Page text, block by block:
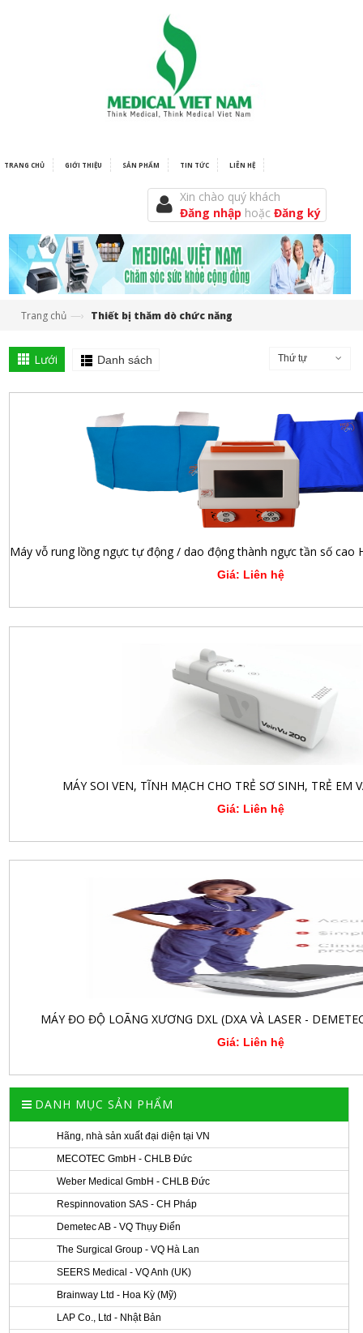
TRANG CHỦ GIỚI THIỆU SẢN PHẨM TIN TỨC LIÊN HỆ
Xin chào quý khách
Đăng nhập hoặcĐăng ký
Trang chủ —› Thiết bị thăm dò chức năng
Lưới Danh sách Thứ tự
Giá: Liên hệ
MÁY SOI VEN, TĨNH MẠCH CHO TRẺ SƠ SINH, TRẺ EM
Giá: Liên hệ
MÁY ĐO ĐỘ LOÃNG XƯƠNG DXL (DXA VÀ LASER -
Giá: Liên hệ
DANH MỤC SẢN PHẨM
Hãng, nhà sản xuất đại diện tại VN
MECOTEC GmbH - CHLB Đức
Weber Medical GmbH - CHLB Đức
Respinnovation SAS - CH Pháp
Demetec AB - VQ Thụy Điển
The Surgical Group - VQ Hà Lan
SEERS Medical - VQ Anh (UK)
Brainway Ltd - Hoa Kỳ (Mỹ)
LAP Co., Ltd - Nhật Bản